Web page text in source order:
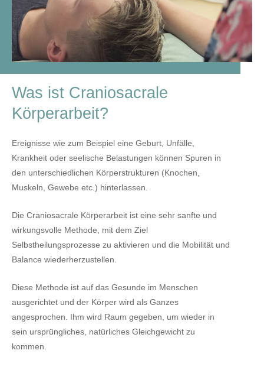
Was ist Craniosacrale
Körperarbeit?
Ereignisse wie zum Beispiel eine Geburt, Unfälle,
Krankheit oder seelische Belastungen können Spuren in
den unterschiedlichen Körperstrukturen (Knochen,
Muskeln, Gewebe etc.) hinterlassen.
Die Craniosacrale Körperarbeit ist eine sehr sanfte und
wirkungsvolle Methode, mit dem Ziel
Selbstheilungsprozesse zu aktivieren und die Mobilität und
Balance wiederherzustellen.
Diese Methode ist auf das Gesunde im Menschen
ausgerichtet und der Körper wird als Ganzes
angesprochen. Ihm wird Raum gegeben, um wieder in
sein ursprüngliches, natürliches Gleichgewicht zu
kommen.